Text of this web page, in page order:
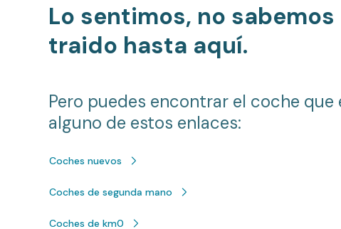
Lo sentimos, no
traido hasta aquí.
Pero puedes encontrar el coche
alguno de estos enlaces:
Coches nuevos
Coches de segunda mano
Coches de km0